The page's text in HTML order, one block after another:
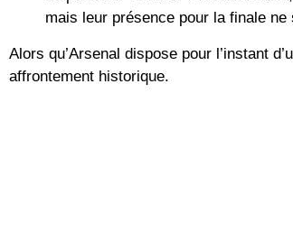
mais leur présence pour la finale
Alors qu’Arsenal dispose pour l’instant
affrontement historique.